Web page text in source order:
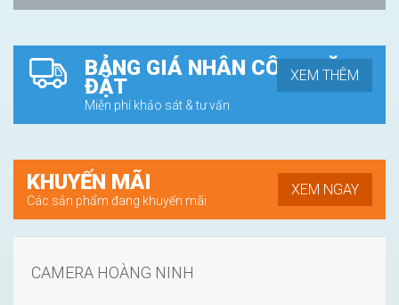
BẢNG GIÁ NHÂN CÔNG LẶP
ĐẶT
Miễn phí khảo sát & tư vấn
XEM THÊM
KHUYẾN MÃI
Các sản phẩm đang khuyến mãi
XEM NGAY
CAMERA HOÀNG NINH